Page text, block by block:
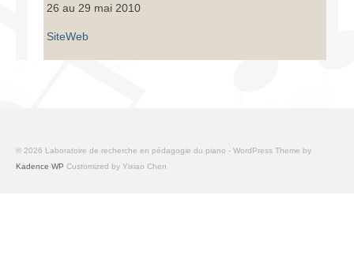
26 au 29 mai 2010
SiteWeb
© 2026 Laboratoire de recherche en pédagogie du piano - WordPress Theme by
Kadence WP Customized by Yixiao Chen